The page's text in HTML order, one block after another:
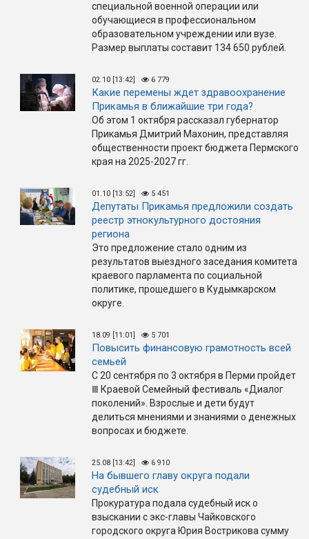
специальной военной операции или
обучающиеся в профессиональном
образовательном учреждении или вузе.
Размер выплаты составит 134 650 рублей.
02.10 [13:42] 6 779
Какие перемены ждет здравоохранение
Прикамья в ближайшие три года?
Об этом 1 октября рассказал губернатор
Прикамья Дмитрий Махонин, представляя
общественности проект бюджета Пермского
края на 2025-2027 гг.
01.10 [13:52] 5 451
Депутаты Прикамья предложили создать
реестр этнокультурного достояния
региона
Это предложение стало одним из
результатов выездного заседания комитета
краевого парламента по социальной
политике, прошедшего в Кудымкарском
округе.
18.09 [11:01] 5 701
Повысить финансовую грамотность всей
семьей
С 20 сентября по 3 октября в Перми пройдет
Ⅲ Краевой Семейный фестиваль «Диалог
поколений». Взрослые и дети будут
делиться мнениями и знаниями о денежных
вопросах и бюджете.
25.08 [13:42] 6 910
На бывшего главу округа подали
судебный иск
Прокуратура подала судебный иск о
взыскании с экс-главы Чайковского
городского округа Юрия Вострикова сумму